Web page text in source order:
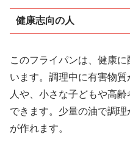
健康志向の人
このフライパンは、健康
います。調理中に有害物
人や、小さな子どもや高
できます。少量の油で調
が作れます。